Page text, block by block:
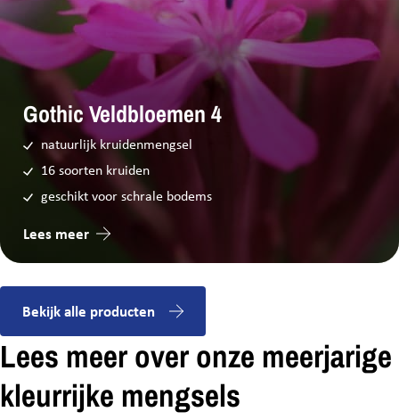
Oost-, West- en Middelbeers
Klaver Graszoden
Kuypers Graszoden
Biezenmortel
Midland Voeders V.O.F.
Terschuur
P. de Lange
Pieter Roefs
Soerendonk
Profytodsd Dokkum
Dokkum
Gothic Veldbloemen 4
natuurlijk kruidenmengsel
16 soorten kruiden
geschikt voor schrale bodems
Lees meer
Bekijk alle producten
Lees meer over onze meerjarige
kleurrijke mengsels